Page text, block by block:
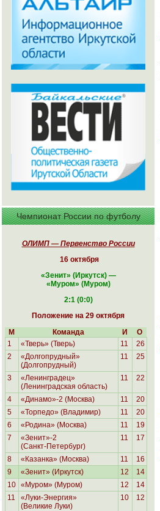
Чемпионат России по футболу
ОЛИМП — Первенство России
16 октября
«Зенит» (Иркутск) —
«Муром» (Муром)
2:1 (0:0)
Положение на 29 октября
М
Команда И
О
1
«Тверь» (Тверь) 11
26
2
«Долгопрудный»
(Долгопрудный)
11 25
3
«Ленинградец»
(Ленинградская область)
11 22
4 «Динамо»-2 (Москва) 11
20
5
«Торпедо» (Владимир) 11
20
6
«Родина» (Москва) 11
19
7
«Зенит»-2
(Санкт-Петербург)
11 17
8 «Казанка» (Москва) 11
16
9
«Зенит» (Иркутск) 12
14
10 «Муром» (Муром) 12
14
11
«Луки-Энергия»
(Великие Луки)
10 12